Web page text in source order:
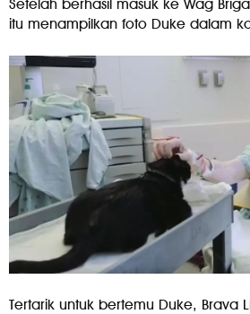
Setelah berhasil masuk ke Wag
itu menampilkan foto Duke dalam
Tertarik untuk bertemu Duke, Brava